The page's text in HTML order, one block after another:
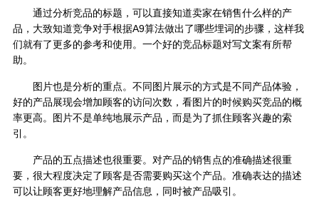
通过分析竞品的标题，可以直接知道卖家在销售什么样的产
品，大致知道竞争对手根据A9算法做出了哪些埋词的步骤，这样我
们就有了更多的参考和使用。一个好的竞品标题对写文案有所帮
助。
图片也是分析的重点。不同图片展示的方式是不同产品体验，
好的产品展现会增加顾客的访问次数，看图片的时候购买竞品的概
率更高。图片不是单纯地展示产品，而是为了抓住顾客兴趣的索
引。
产品的五点描述也很重要。对产品的销售点的准确描述很重
要，很大程度决定了顾客是否需要购买这个产品。准确表达的描述
可以让顾客更好地理解产品信息，同时被产品吸引。